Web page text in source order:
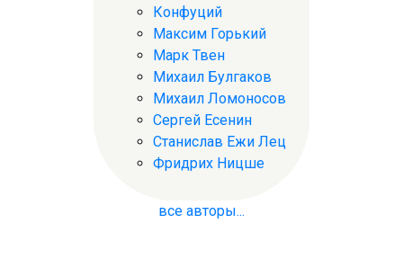
Конфуций
Максим Горький
Марк Твен
Михаил Булгаков
Михаил Ломоносов
Сергей Есенин
Станислав Ежи Лец
Фридрих Ницше
все авторы...